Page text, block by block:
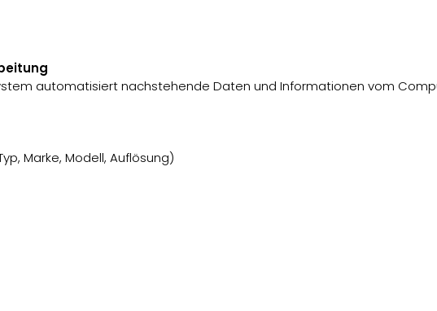
automatisiert nachstehende Daten und Informationen vom
Marke, Modell, Auflösung)